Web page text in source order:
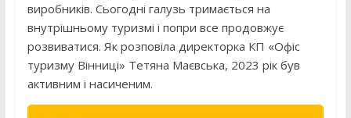
виробників. Сьогодні галузь тримається на
внутрішньому туризмі і попри все продовжує
розвиватися. Як розповіла директорка КП «Офіс
туризму Вінниці» Тетяна Маєвська, 2023 рік був
активним і насиченим.